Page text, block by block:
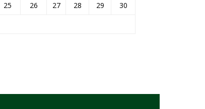
25 26 27 28 29
30